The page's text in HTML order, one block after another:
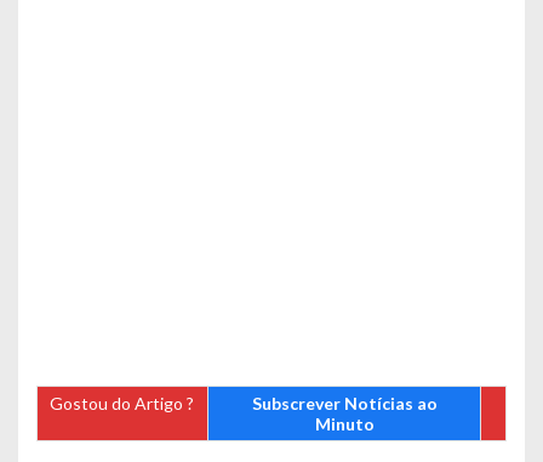
Gostou do Artigo ?
Subscrever Notícias ao
Minuto